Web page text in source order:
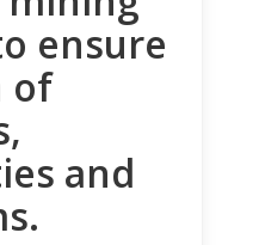
ensure
of
and